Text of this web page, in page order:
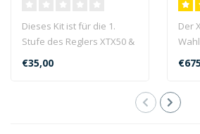
Dieses Kit ist für die 1.
Stufe des Reglers XTX50 &
XTX40 (Typ DST) geeignet
€35,00
Der